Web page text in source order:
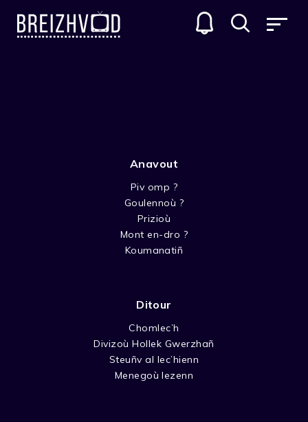
Anavout
Piv omp ?
Goulennoù ?
Prizioù
Mont en-dro ?
Koumanatiñ
Ditour
Chomlec’h
Divizoù Hollek Gwerzhañ
Steuñv al lec’hienn
Menegoù lezenn